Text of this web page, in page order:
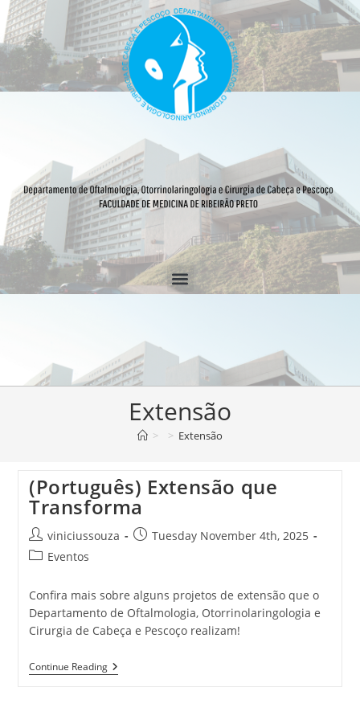
Extensão
> > Extensão
(Português) Extensão que
Transforma
viniciussouza
Tuesday November 4th, 2025
Eventos
Confira mais sobre alguns projetos de extensão que o
Departamento de Oftalmologia, Otorrinolaringologia e
Cirurgia de Cabeça e Pescoço realizam!
Continue Reading